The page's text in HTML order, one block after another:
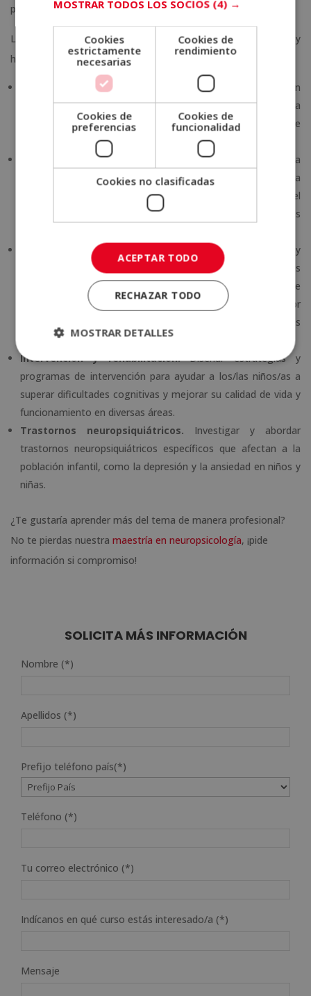
población.
La neuropsicología infantil estudia una amplia gama de áreas y
habilidades cognitivas, que incluyen:
Desarrollo cognitivo.
Investigar cómo se desarrollan
habilidades cognitivas como la memoria, el lenguaje, la
atención, la percepción y el razonamiento a medida que
los/las niños/niñas crecen y maduran.
Desarrollo del cerebro.
Examinar los cambios en la
estructura y función cerebral durante la infancia y la
adolescencia, y cómo estos cambios se relacionan con el
desarrollo de habilidades cognitivas y comportamientos
Evaluación neuropsicológica.
Realizar evaluaciones y
pruebas para identificar posibles problemas o trastornos
neuropsicológicos en niños/niñas, como dificultades de
aprendizaje, trastornos del espectro autista, trastornos por
déficit de atención e hiperactividad (TDAH) y otros
trastornos del desarrollo.
Intervención y rehabilitación.Diseñar estrategias y
programas de intervención para ayudar a los/las niños/as a
superar dificultades cognitivas y mejorar su calidad de vida y
funcionamiento en diversas áreas.
Trastornos neuropsiquiátricos. Investigar y abordar
trastornos neuropsiquiátricos específicos que afectan a la
población infantil, como la depresión y la ansiedad en niños y
niñas.
¿Te gustaría aprender más del tema de manera profesional?
No te pierdas nuestra maestría en neuropsicología, ¡pide
información si compromiso!
SOLICITA MÁS INFORMACIÓN
Nombre (*)
Apellidos (*)
Prefijo teléfono país(*)
Teléfono (*)
Tu correo electrónico (*)
Indícanos en qué curso estás interesado/a (*)
Mensaje
MOSTRAR TODOS LOS SOCIOS (4) →
Cookies
estrictamente
necesarias
Cookies de
rendimiento
Cookies de
preferencias
Cookies de
funcionalidad
Cookies no clasificadas
ACEPTAR TODO
RECHAZAR TODO
MOSTRAR DETALLES